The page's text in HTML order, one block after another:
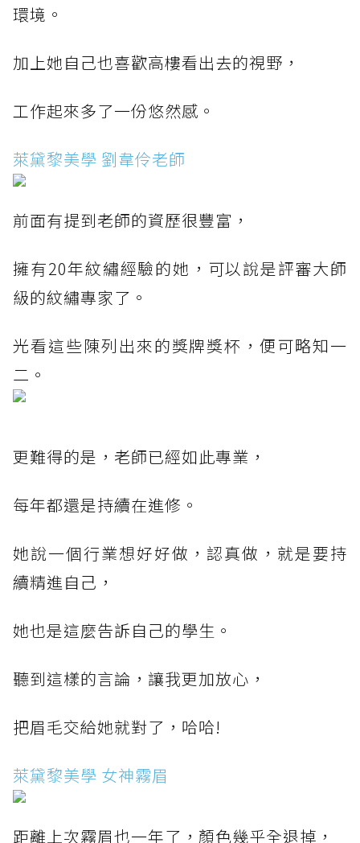
環境。
加上她自己也喜歡高樓看出去的視野，
工作起來多了一份悠然感。
萊黛黎美學 劉韋伶老師
前面有提到老師的資歷很豐富，
擁有20年紋繡經驗的她，可以說是評審大師
級的紋繡專家了。
光看這些陳列出來的獎牌獎杯，便可略知一
二。
更難得的是，老師已經如此專業，
每年都還是持續在進修。
她說一個行業想好好做，認真做，就是要持
續精進自己，
她也是這麼告訴自己的學生。
聽到這樣的言論，讓我更加放心，
把眉毛交給她就對了，哈哈!
萊黛黎美學 女神霧眉
距離上次霧眉也一年了，顏色幾乎全退掉，